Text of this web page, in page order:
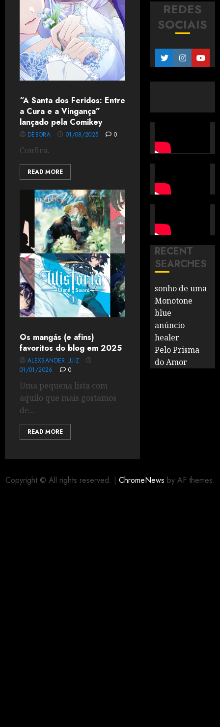
“A Santa dos Feridos: Entre
a Cura e a Vingança”
lançado pela Comikey
DÉBORA 01/08/2025 0
Confira.
READ MORE
Os mangás (e afins)
favoritos do blog em 2025
ALEXSANDER LUIZ
01/01/2026
0
Uma pequena lista com
aquilo que mais gostamos
de...
READ MORE
REDES
SOCIAIS
RECENT
SEARCHES
sonho de uma
Monotone
blue
anúncio
healer
Pelo Prisma
do Amor
Copyright © All rights reserved. | ChromeNews by AF themes.